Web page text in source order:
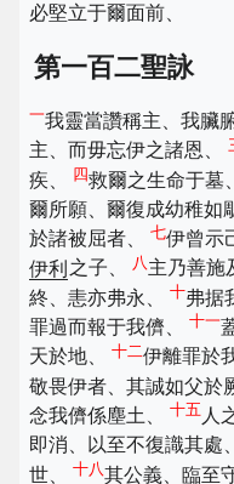
必堅立于爾面前、
第一百二聖詠
一我靈當讚稱主、我臟
主、而毋忘伊之諸恩、
疾、
四救爾之生命于墓
爾所願、爾復成幼稚如
於諸被屈者、 七伊曾示
伊利 之子、 八 主乃善施
終、恚亦弗永、 十弗据
罪過而報于我儕、 十一
天於地、 十二伊離罪於
敬畏伊者、其誠如父於
念我儕係塵土、 十五 人
即消、以至不復識其處
世、 十八其公義、臨至